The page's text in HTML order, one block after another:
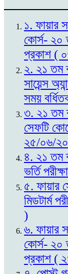
১. ফায়ার
কোর্স- ২০
প্রকাশ (
২. ২১ তম
সায়েন্স
সময়
৩. ২১ তম
সেফটি
২৫/০৬/
৪. ২১ তম
ভর্তি
৫. ফায়ার
মিডটার্ম
)
৬. ফায়ার
কোর্স- ২০
প্রকাশ (